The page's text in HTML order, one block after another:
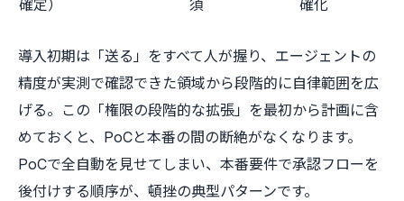
確定）
須
確化
導入初期は「送る」をすべて人が握り、エージェントの
精度が実測で確認できた領域から段階的に自律範囲を広
げる。この「権限の段階的な拡張」を最初から計画に含
めておくと、PoCと本番の間の断絶がなくなります。
PoCで全自動を見せてしまい、本番要件で承認フローを
後付けする順序が、頓挫の典型パターンです。